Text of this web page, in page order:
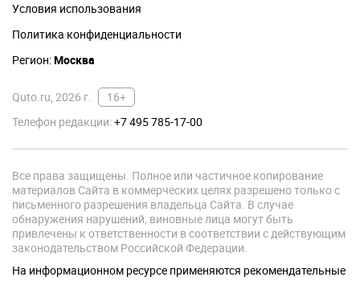
Условия использования
Политика конфиденциальности
Регион:Москва
Quto.ru, 2026 г.
16+
Телефон редакции:+7 495 785-17-00
Все права защищены. Полное или частичное копирование
материалов Сайта в коммерческих целях разрешено только с
письменного разрешения владельца Сайта. В случае
обнаружения нарушений, виновные лица могут быть
привлечены к ответственности в соответствии с действующим
законодательством Российской Федерации.
На информационном ресурсе применяются рекомендательные